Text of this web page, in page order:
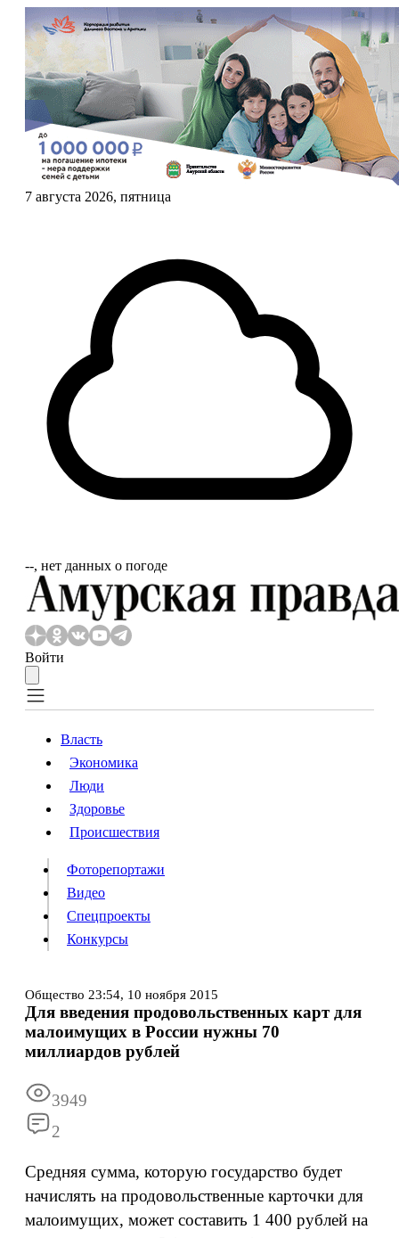
7 августа 2026, пятница
‐‐, нет данных о погоде
Войти
Власть
Происшествия
Видео
Конкурсы
Информация Подписка Реклама Все новости
Власть
Экономика
Люди
Здоровье
Происшествия
Фоторепортажи
Видео
Спецпроекты
Конкурсы
Общество 23:54, 10 ноября 2015
Для введения продовольственных карт для
малоимущих в России нужны 70
миллиардов рублей
3949
2
Средняя сумма, которую государство будет
начислять на продовольственные карточки для
малоимущих, может составить 1 400 рублей на